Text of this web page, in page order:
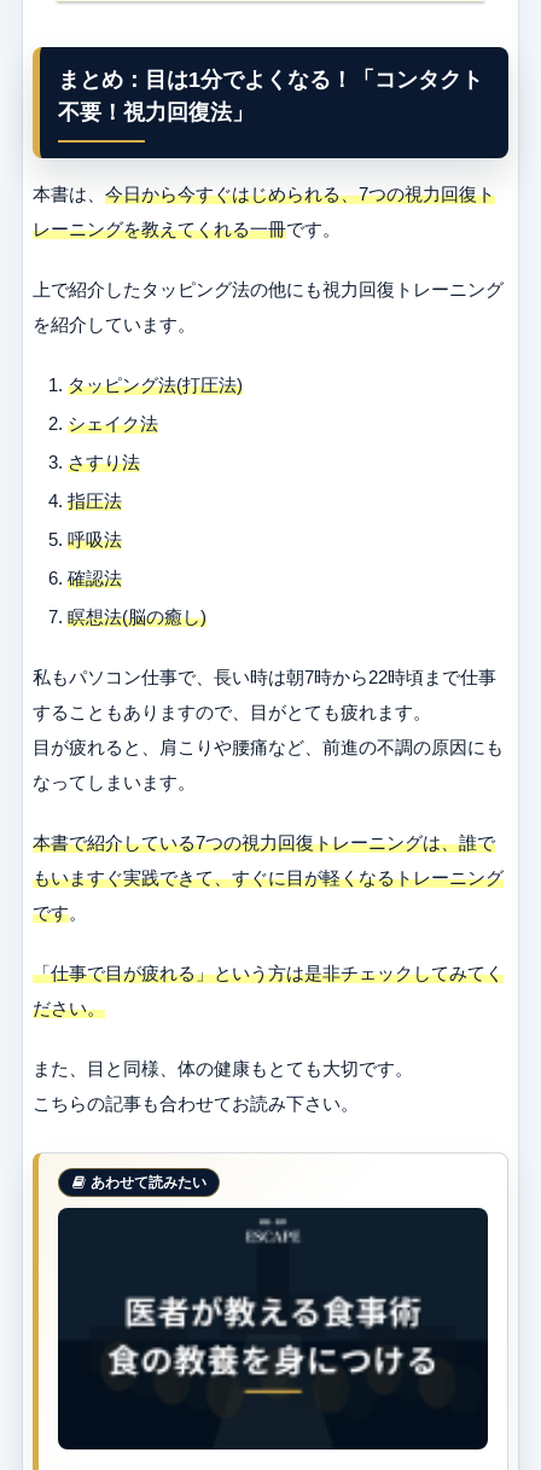
まとめ：目は1分でよくなる！「コンタクト
不要！視力回復法」
本書は、 今日から今すぐはじめられる、7つの視力回復ト
レーニングを教えてくれる一冊です。
上で紹介したタッピング法の他にも視力回復トレーニング
を紹介しています。
タッピング法(打圧法)
シェイク法
さすり法
指圧法
呼吸法
確認法
瞑想法(脳の癒し)
私もパソコン仕事で、長い時は朝7時から22時頃まで仕事
することもありますので、目がとても疲れます。
目が疲れると、肩こりや腰痛など、前進の不調の原因にも
なってしまいます。
本書で紹介している7つの視力回復トレーニングは、誰で
もいますぐ実践できて、すぐに目が軽くなるトレーニング
です。
「仕事で目が疲れる」という方は是非チェックしてみてく
ださい。
また、目と同様、体の健康もとても大切です。
こちらの記事も合わせてお読み下さい。